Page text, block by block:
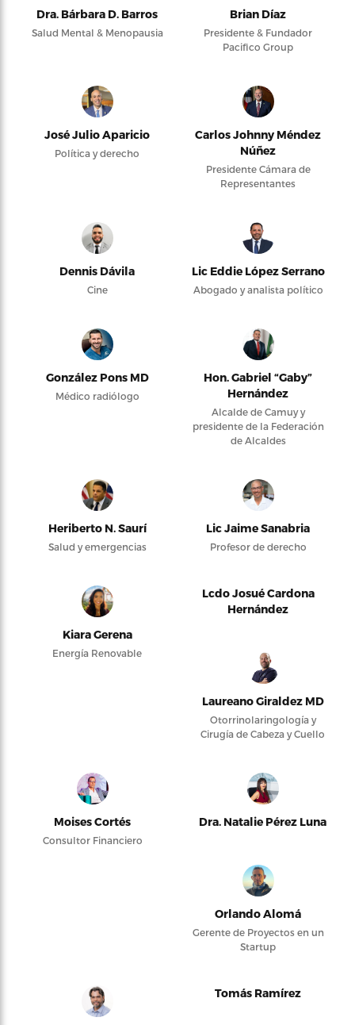
Dra. Bárbara D. Barros
Salud Mental & Menopausia
Brian Díaz
Presidente & Fundador
Pacifico Group
José Julio Aparicio
Política y derecho
Carlos Johnny Méndez
Núñez
Presidente Cámara de
Representantes
Dennis Dávila
Cine
Lic Eddie López Serrano
Abogado y analista político
González Pons MD
Médico radiólogo
Hon. Gabriel “Gaby”
Hernández
Alcalde de Camuy y
presidente de la Federación
de Alcaldes
Heriberto N. Saurí
Salud y emergencias
Lic Jaime Sanabria
Profesor de derecho
Kiara Gerena
Energía Renovable
Lcdo Josué Cardona
Hernández
Laureano Giraldez MD
Otorrinolaringología y
Cirugía de Cabeza y Cuello
Moises Cortés
Consultor Financiero
Dra. Natalie Pérez Luna
Orlando Alomá
Gerente de Proyectos en un
Startup
Tomás Ramírez